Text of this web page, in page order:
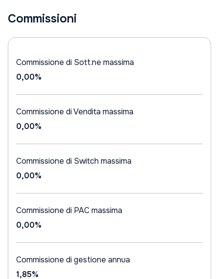
Commissioni
Commissione di Sott.ne massima
0,00%
Commissione di Vendita massima
0,00%
Commissione di Switch massima
0,00%
Commissione di PAC massima
0,00%
Commissione di gestione annua
1,85%